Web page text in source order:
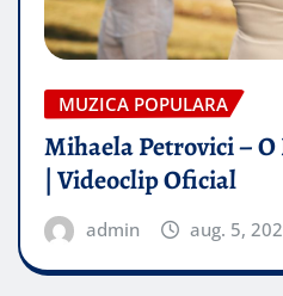
MUZICA POPULARA
Mihaela Petrovici –
| Videoclip Oficial
admin aug. 5,